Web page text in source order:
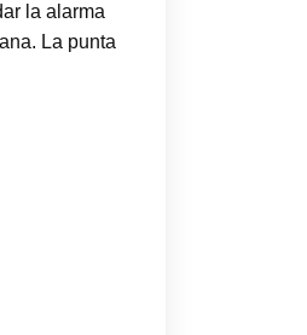
la alarma
La punta